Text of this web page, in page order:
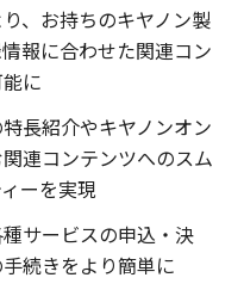
、お持ちのキヤノン製
報に合わせた関連コン
に
長紹介やキヤノンオン
連コンテンツへのスム
ーを実現
サービスの申込・決
続きをより簡単に